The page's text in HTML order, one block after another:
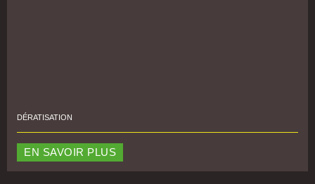
DÉRATISATION
EN SAVOIR PLUS